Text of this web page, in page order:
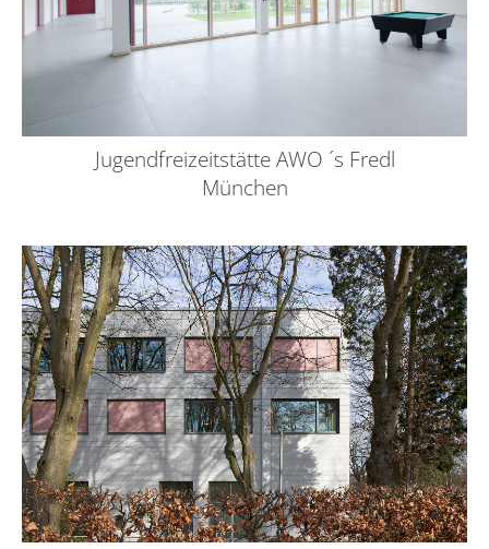
Jugendfreizeitstätte AWO ´s Fredl
München